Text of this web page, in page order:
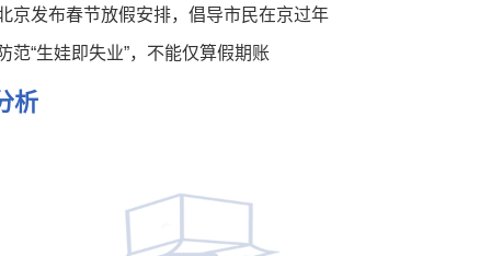
京发布春节放假安排，倡导市民在京过年
范“生娃即失业”，不能仅算假期账
析